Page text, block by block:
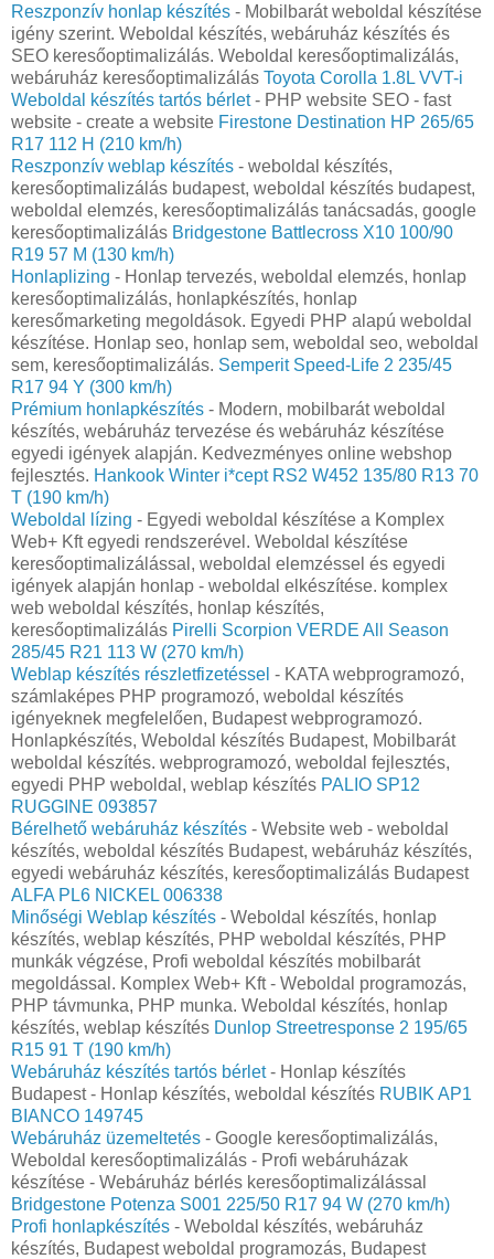
Reszponzív honlap készítés - Mobilbarát weboldal készítése
igény szerint. Weboldal készítés, webáruház készítés és
SEO keresőoptimalizálás. Weboldal keresőoptimalizálás,
webáruház keresőoptimalizálás Toyota Corolla 1.8L VVT-i
Weboldal készítés tartós bérlet- PHP website SEO - fast
website - create a website Firestone Destination HP 265/65
R17 112 H (210 km/h)
Reszponzív weblap készítés - weboldal készítés,
keresőoptimalizálás budapest, weboldal készítés budapest,
weboldal elemzés, keresőoptimalizálás tanácsadás, google
keresőoptimalizálás Bridgestone Battlecross X10 100/90
R19 57 M (130 km/h)
Honlaplizing - Honlap tervezés, weboldal elemzés, honlap
keresőoptimalizálás, honlapkészítés, honlap
keresőmarketing megoldások. Egyedi PHP alapú weboldal
készítése. Honlap seo, honlap sem, weboldal seo, weboldal
sem, keresőoptimalizálás. Semperit Speed-Life 2 235/45
R17 94 Y (300 km/h)
Prémium honlapkészítés‎ - Modern, mobilbarát weboldal
készítés, webáruház tervezése és webáruház készítése
egyedi igények alapján. Kedvezményes online webshop
fejlesztés. Hankook Winter i*cept RS2 W452 135/80 R13 70
T (190 km/h)
Weboldal lízing - Egyedi weboldal készítése a Komplex
Web+ Kft egyedi rendszerével. Weboldal készítése
keresőoptimalizálással, weboldal elemzéssel és egyedi
igények alapján honlap - weboldal elkészítése. komplex
web weboldal készítés, honlap készítés,
keresőoptimalizálás Pirelli Scorpion VERDE All Season
285/45 R21 113 W (270 km/h)
Weblap készítés részletfizetéssel - KATA webprogramozó,
számlaképes PHP programozó, weboldal készítés
igényeknek megfelelően, Budapest webprogramozó.
Honlapkészítés, Weboldal készítés Budapest, Mobilbarát
weboldal készítés. webprogramozó, weboldal fejlesztés,
egyedi PHP weboldal, weblap készítés PALIO SP12
RUGGINE 093857
Bérelhető webáruház készítés - Website web - weboldal
készítés, weboldal készítés Budapest, webáruház készítés,
egyedi webáruház készítés, keresőoptimalizálás Budapest
ALFA PL6 NICKEL 006338
Minőségi Weblap készítés - Weboldal készítés, honlap
készítés, weblap készítés, PHP weboldal készítés, PHP
munkák végzése, Profi weboldal készítés mobilbarát
megoldással. Komplex Web+ Kft - Weboldal programozás,
PHP távmunka, PHP munka. Weboldal készítés, honlap
készítés, weblap készítés Dunlop Streetresponse 2 195/65
R15 91 T (190 km/h)
Webáruház készítés tartós bérlet- Honlap készítés
Budapest - Honlap készítés, weboldal készítés RUBIK AP1
BIANCO 149745
Webáruház üzemeltetés - Google keresőoptimalizálás,
Weboldal keresőoptimalizálás - Profi webáruházak
készítése - Webáruház bérlés keresőoptimalizálással
Bridgestone Potenza S001 225/50 R17 94 W (270 km/h)
Profi honlapkészítés - Weboldal készítés, webáruház
készítés, Budapest weboldal programozás, Budapest